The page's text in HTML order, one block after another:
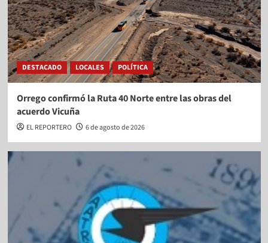
DESTACADO LOCALES POLÍTICA
Orrego confirmó la Ruta 40 Norte entre las obras del
acuerdo Vicuña
EL REPORTERO 6 de agosto de 2026